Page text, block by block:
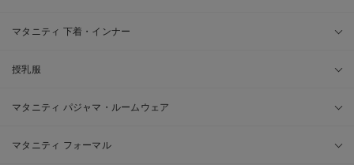
マタニティ 下着・インナー
授乳服
マタニティ パジャマ・ルームウェア
マタニティ フォーマル